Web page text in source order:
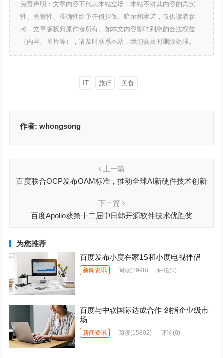
免责声明：文章内容不代表本站立场，本站不对其内容的真实
性、完整性、准确性给予任何担保、暗示和承诺，仅供读者参
考，文章版权归原作者所有。如本文内容影响到您的合法权益
（内容、图片等），请及时联系本站，我们会及时删除处理。
IT 旅行 美食
作者:whongsong
上一篇
百度联合OCP发布OAM标准，推动全球AI新硬件技术创新
下一篇
百度Apollo获第十二届中日韩开源软件技术优胜奖
为您推荐
百度发布小度在家1S和小度电视伴侣
新闻资讯 阅读(2998) 评论(0)
百度与中软国际达成合作 剑指企业级市
场
新闻资讯 阅读(15802) 评论(0)